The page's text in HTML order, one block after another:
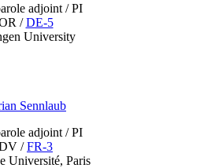
adjoint / PI
/DE-5
University
Sennlaub
adjoint / PI
/FR-3
Université, Paris